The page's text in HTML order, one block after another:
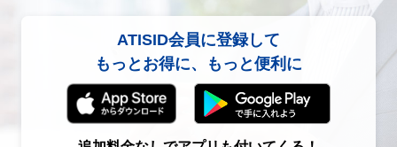
ATISID会員に登録して
もっとお得に、もっと便利に